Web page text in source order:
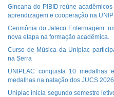
Gincana do PIBID reúne
aprendizagem e cooperação na
Cerimônia do Jaleco Enfermagem:
nova etapa na formação acadêmica.
Curso de Música da Uniplac
na Serra
UNIPLAC conquista 10
medalhas na natação dos JUCS 2026
Uniplac inicia segundo semestre